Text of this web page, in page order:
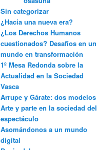
Sin categorizar
¿Hacia una nueva era?
¿Los Derechos Humanos
cuestionados? Desafíos en un
mundo en transformación
1º Mesa Redonda sobre la
Actualidad en la Sociedad
Vasca
Arrupe y Gárate: dos modelos
Arte y parte en la sociedad del
espectáculo
Asomándonos a un mundo
digital